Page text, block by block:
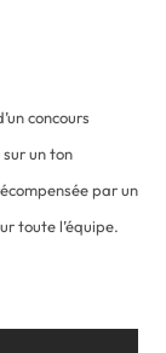
concours
un ton
par un
toute l’équipe.